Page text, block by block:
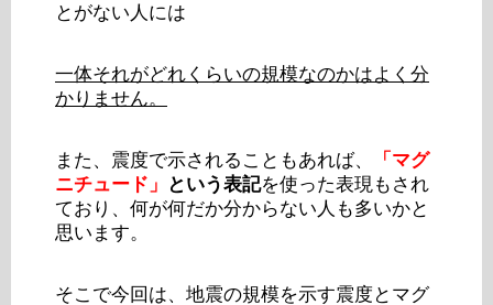
とがない人には
一体それがどれくらいの規模なのかはよく分
かりません。
また、震度で示されることもあれば、
「マグ
ニチュード」
という表記を使った表現もされ
ており、何が何だか分からない人も多いかと
思います。
そこで今回は、地震の規模を示す震度とマグ